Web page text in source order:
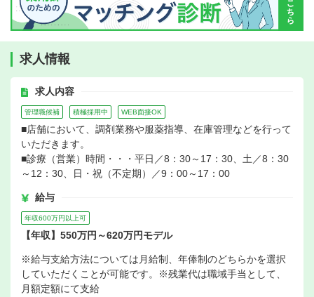
求人情報
求人内容
管理職候補 積極採用中 WEB面接OK
■店舗において、調剤業務や服薬指導、在庫管理などを行って
いただきます。
■診療（営業）時間・・・平日／8：30～17：30、土／8：30
～12：30、日・祝（不定期）／9：00～17：00
給与
年収600万円以上可
【年収】550万円～620万円モデル
※給与支給方法については月給制、年俸制のどちらかを選択
していただくことが可能です。※残業代は職域手当として、
月額定額にて支給